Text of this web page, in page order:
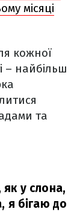
місяці
кожної
– найбільш
та
у слона,
я бігаю до